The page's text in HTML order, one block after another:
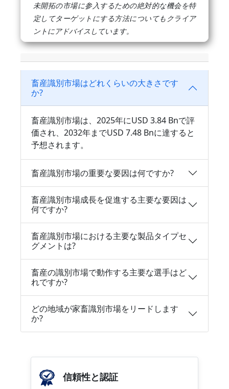
未開拓の市場に参入するための絶対的な機会を特
定してターゲットにする方法についてもクライア
ントにアドバイスしています。
畜産識別市場はどれくらいの大きさです
か?
畜産識別市場は、2025年にUSD 3.84 Bnで評
価され、2032年までUSD 7.48 Bnに達すると
予想されます。
畜産識別市場の重要な要因は何ですか?
畜産識別市場成長を促進する主要な要因は
何ですか?
畜産識別市場における主要な製品タイプセ
グメントは?
畜産の識別市場で動作する主要な選手はど
れですか?
どの地域が家畜識別市場をリードします
か?
信頼性と認証